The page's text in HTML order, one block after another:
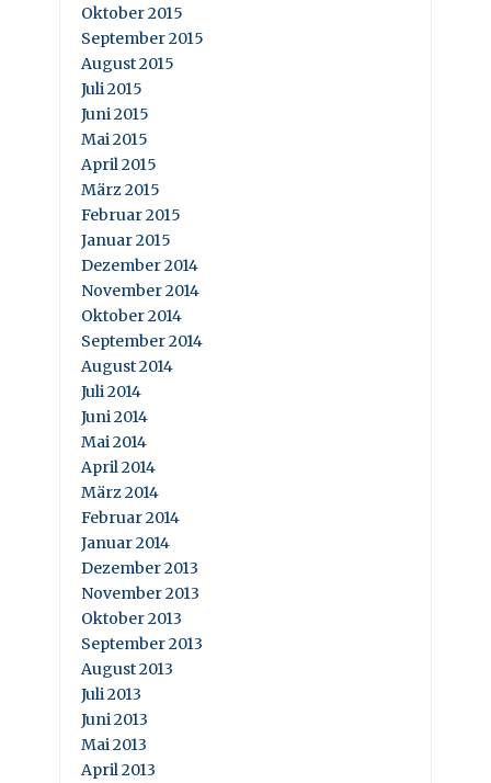
Oktober 2015
September 2015
August 2015
Juli 2015
Juni 2015
Mai 2015
April 2015
März 2015
Februar 2015
Januar 2015
Dezember 2014
November 2014
Oktober 2014
September 2014
August 2014
Juli 2014
Juni 2014
Mai 2014
April 2014
März 2014
Februar 2014
Januar 2014
Dezember 2013
November 2013
Oktober 2013
September 2013
August 2013
Juli 2013
Juni 2013
Mai 2013
April 2013